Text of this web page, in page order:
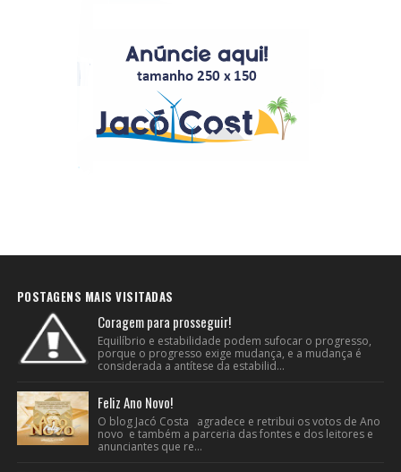
POSTAGENS MAIS VISITADAS
Coragem para prosseguir!
Equilíbrio e estabilidade podem sufocar o progresso,
porque o progresso exige mudança, e a mudança é
considerada a antítese da estabilid...
Feliz Ano Novo!
O blog Jacó Costa agradece e retribui os votos de Ano
novo e também a parceria das fontes e dos leitores e
anunciantes que re...